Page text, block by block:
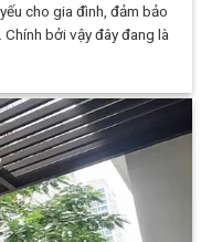
cho gia đình, đảm bảo
bởi vậy đây đang là